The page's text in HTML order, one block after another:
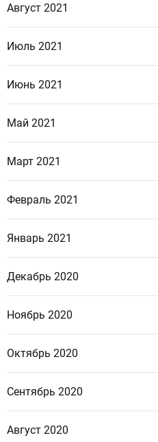
Август 2021
Июль 2021
Июнь 2021
Май 2021
Март 2021
Февраль 2021
Январь 2021
Декабрь 2020
Ноябрь 2020
Октябрь 2020
Сентябрь 2020
Август 2020